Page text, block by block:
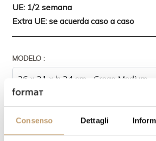
Consenso Dettagli
UE: 1/2 semana
Extra UE: se acuerda caso a caso
MODELO :